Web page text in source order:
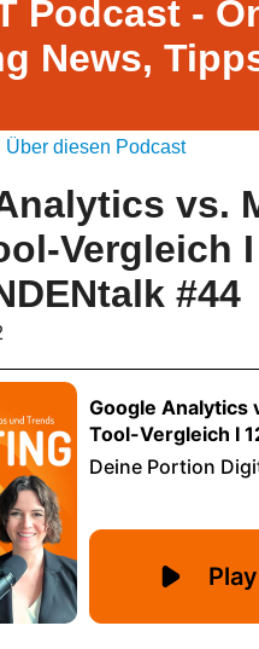
Podcast -
News,
Über diesen Podcast
vs.
Vergleich I
#44